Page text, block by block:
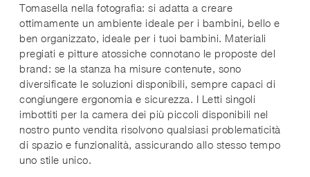
Tomasella nella fotografia: si adatta a creare
ottimamente un ambiente ideale per i bambini, bello e
ben organizzato, ideale per i tuoi bambini. Materiali
pregiati e pitture atossiche connotano le proposte del
brand: se la stanza ha misure contenute, sono
diversificate le soluzioni disponibili, sempre capaci di
congiungere ergonomia e sicurezza. I Letti singoli
imbottiti per la camera dei più piccoli disponibili nel
nostro punto vendita risolvono qualsiasi problematicità
di spazio e funzionalità, assicurando allo stesso tempo
uno stile unico.